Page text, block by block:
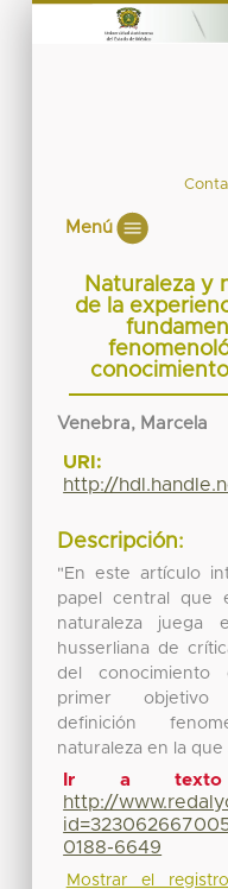
Menú
Naturaleza y
de la
Venebra, Marcela
URI:
http://
Descripción:
"En este artículo
papel central que
naturaleza juega
husserliana de
del conocimiento
primer
definición
naturaleza en la que
Ir a texto
http://
0188-6649
Mostrar el